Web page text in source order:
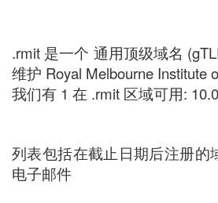
.rmit 是一个 通用顶级域名
维护 Royal Melbourne Institute
我们有 1 在 .rmit 区域可用:
列表包括在截止日期后注册的
电子邮件